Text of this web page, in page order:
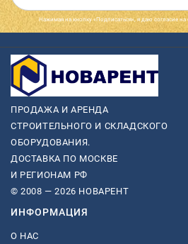
Нажимая на кнопку «Подписаться», я даю cогласие
ПРОДАЖА И АРЕНДА
СТРОИТЕЛЬНОГО И СКЛАДСКОГО
ОБОРУДОВАНИЯ.
ДОСТАВКА ПО МОСКВЕ
И РЕГИОНАМ РФ
© 2008 — 2026 НОВАРЕНТ
ИНФОРМАЦИЯ
О НАС